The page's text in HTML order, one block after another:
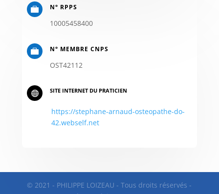
 N° RPPS
10005458400
 N° MEMBRE CNPS
OST42112
 SITE INTERNET DU PRATICIEN
https://stephane-arnaud-osteopathe-do-
42.webself.net
© 2021 - PHILIPPE LOIZEAU - Tous droits réservés -